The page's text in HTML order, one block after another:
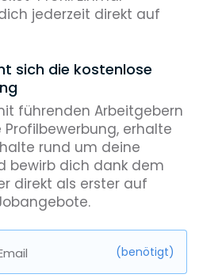
jederzeit direkt auf
sich die kostenlose
führenden Arbeitgebern
erhalte
rund um deine
bewirb dich dank dem
direkt als erster auf
(benötigt)